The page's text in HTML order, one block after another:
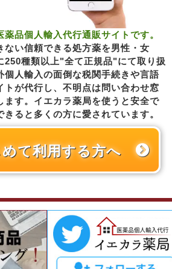
薬品個人輸入代行通販サイトです。
ない信頼できる処方薬を男性・女
250種類以上"全て正規品"にて取り扱
個人輸入の面倒な税関手続きや言語
トが代行し、不明点は問い合わせ窓
ます。イエカラ薬局を使うと安全で
ると多くの方に愛されています。
て利用する方へ